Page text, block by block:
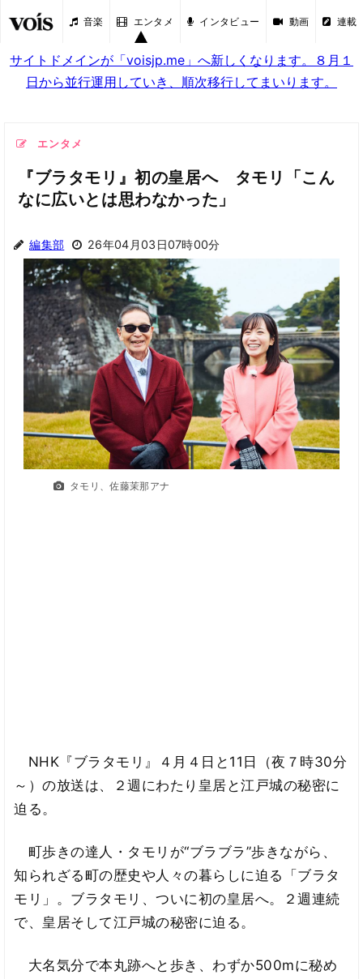
音楽 エンタメ インタビュー 動画 連載
サイトドメインが「voisjp.me」へ新しくなります。８月１
日から並行運用していき、順次移行してまいります。
エンタメ
『ブラタモリ』初の皇居へ タモリ「こん
なに広いとは思わなかった」
編集部 26年04月03日07時00分
タモリ、佐藤茉那アナ
NHK『ブラタモリ』４月４日と11日（夜７時30分
～）の放送は、２週にわたり皇居と江戸城の秘密に
迫る。
町歩きの達人・タモリが“ブラブラ”歩きながら、
知られざる町の歴史や人々の暮らしに迫る「ブラタ
モリ」。ブラタモリ、ついに初の皇居へ。２週連続
で、皇居そして江戸城の秘密に迫る。
大名気分で本丸跡へと歩き、わずか500mに秘め